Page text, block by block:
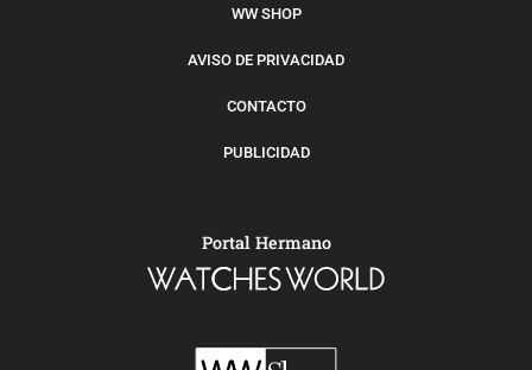
WW SHOP
AVISO DE PRIVACIDAD
CONTACTO
PUBLICIDAD
Portal Hermano